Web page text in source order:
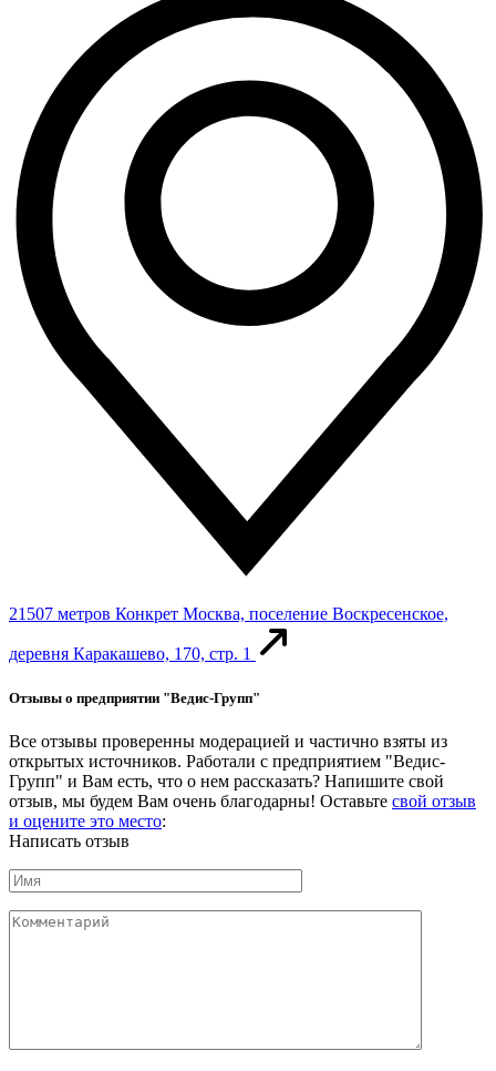
21507 метров Конкрет Москва, поселение Воскресенское,
деревня Каракашево, 170, стр. 1
Отзывы о предприятии "Ведис-Групп"
Все отзывы проверенны модерацией и частично взяты из
открытых источников. Работали с предприятием "Ведис-
Групп" и Вам есть, что о нем рассказать? Напишите свой
отзыв, мы будем Вам очень благодарны! Оставьте свой отзыв
и оцените это место:
Написать отзыв